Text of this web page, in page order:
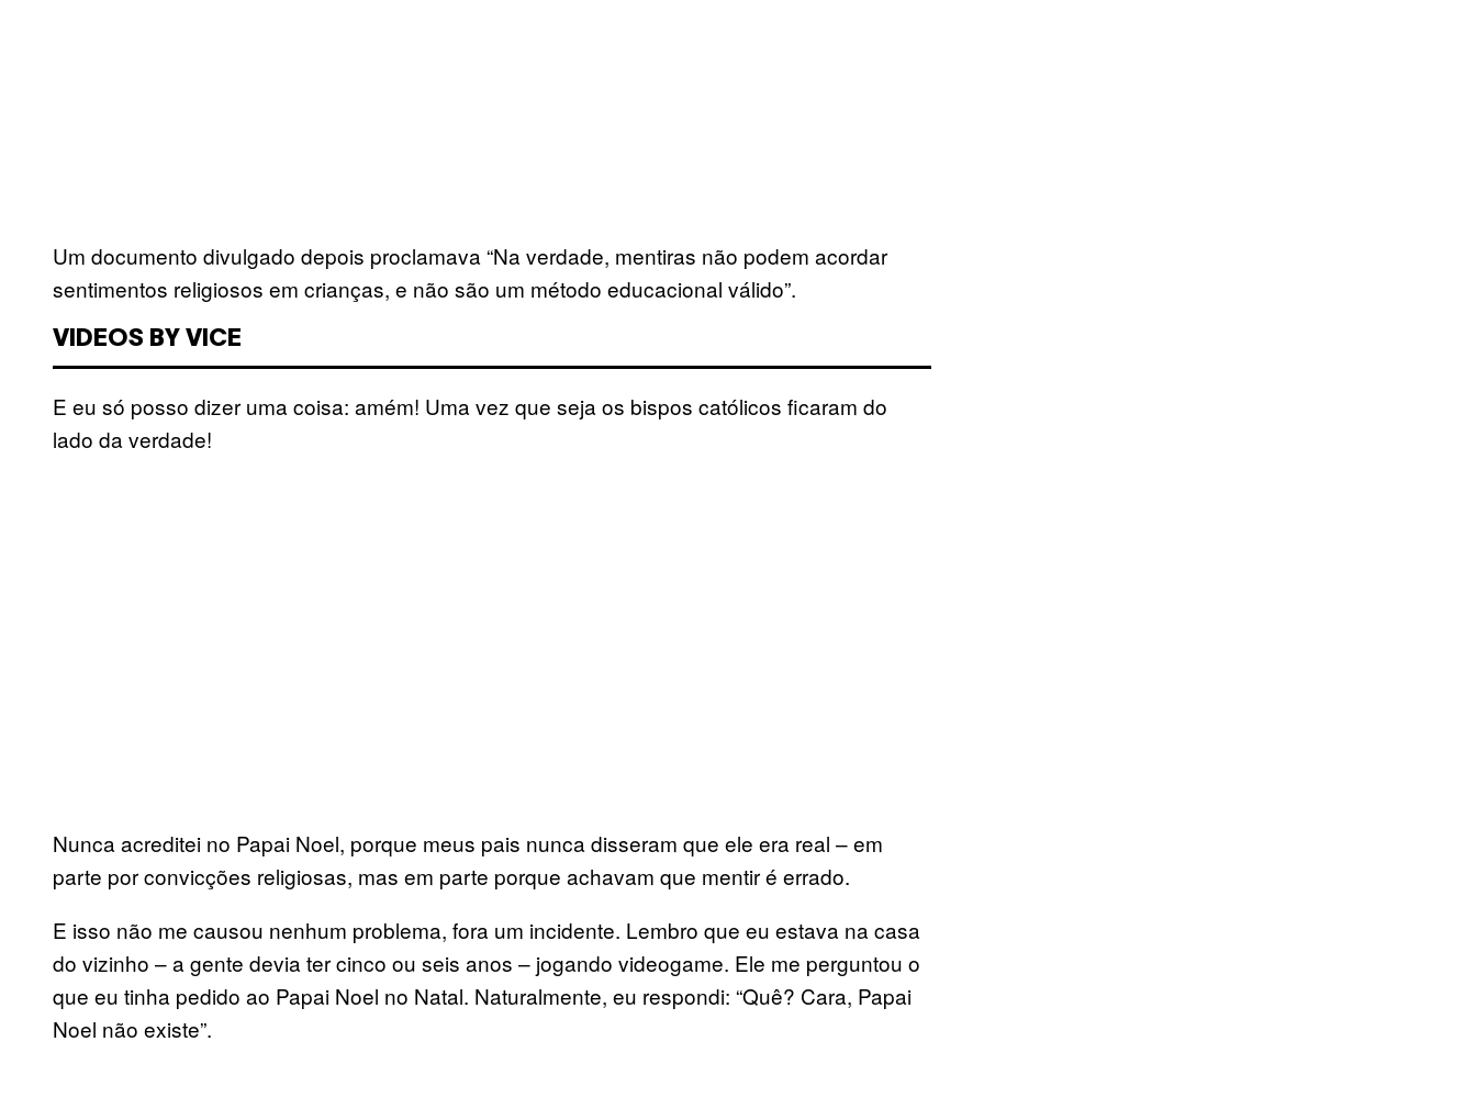
Um documento divulgado depois proclamava “Na verdade, mentiras não podem acordar
sentimentos religiosos em crianças, e não são um método educacional válido”.
VIDEOS BY VICE
E eu só posso dizer uma coisa: amém! Uma vez que seja os bispos católicos ficaram do
lado da verdade!
Nunca acreditei no Papai Noel, porque meus pais nunca disseram que ele era real – em
parte por convicções religiosas, mas em parte porque achavam que mentir é errado.
E isso não me causou nenhum problema, fora um incidente. Lembro que eu estava na casa
do vizinho – a gente devia ter cinco ou seis anos – jogando videogame. Ele me perguntou o
que eu tinha pedido ao Papai Noel no Natal. Naturalmente, eu respondi: “Quê? Cara, Papai
Noel não existe”.